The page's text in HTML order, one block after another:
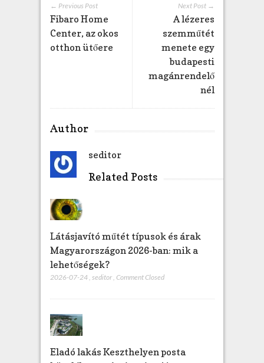
Next Post →
A lézeres
szemműtét
menete egy
budapesti
magánrendelő
nél
← Previous Post
Fibaro Home
Center, az okos
otthon ütőere
Author
seditor
Related Posts
Látásjavító műtét típusok és árak
Magyarországon 2026-ban: mik a
lehetőségek?
2026-07-24, seditor, Comment Closed
Eladó lakás Keszthelyen posta